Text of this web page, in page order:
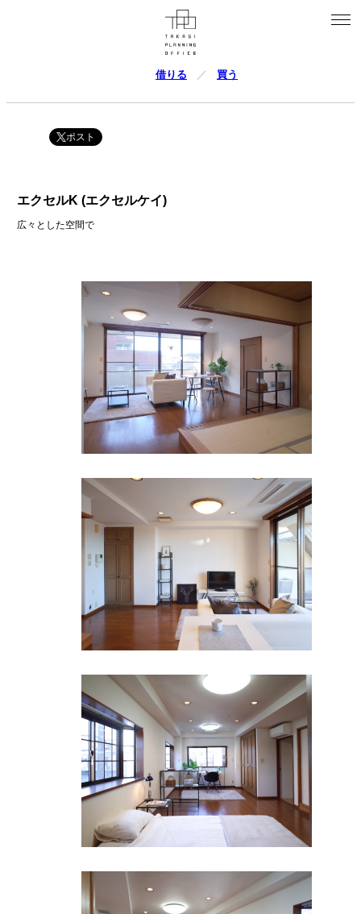
借りる 買う
ポスト
エクセルK (エクセルケイ)
広々とした空間で